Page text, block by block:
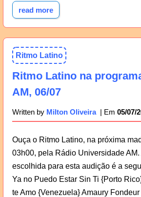
read more
Ritmo Latino
Ritmo Latino na
AM, 06/07
Written by Milton Oliveira 05/07/
Ouça o Ritmo Latino, na próxima
03h00, pela Rádio Universidade AM.
escolhida para esta audição é a
Ya no Puedo Estar Sin Ti {Porto
te Amo {Venezuela} Amaury